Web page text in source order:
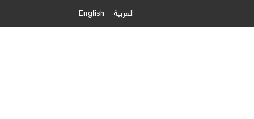
العربية English